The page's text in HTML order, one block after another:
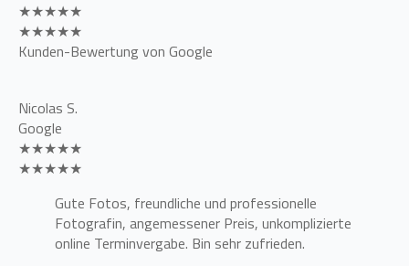
★★★★★
★★★★★
Kunden-Bewertung von Google
Nicolas S.
Google
★★★★★
★★★★★
Gute Fotos, freundliche und professionelle
Fotografin, angemessener Preis, unkomplizierte
online Terminvergabe. Bin sehr zufrieden.